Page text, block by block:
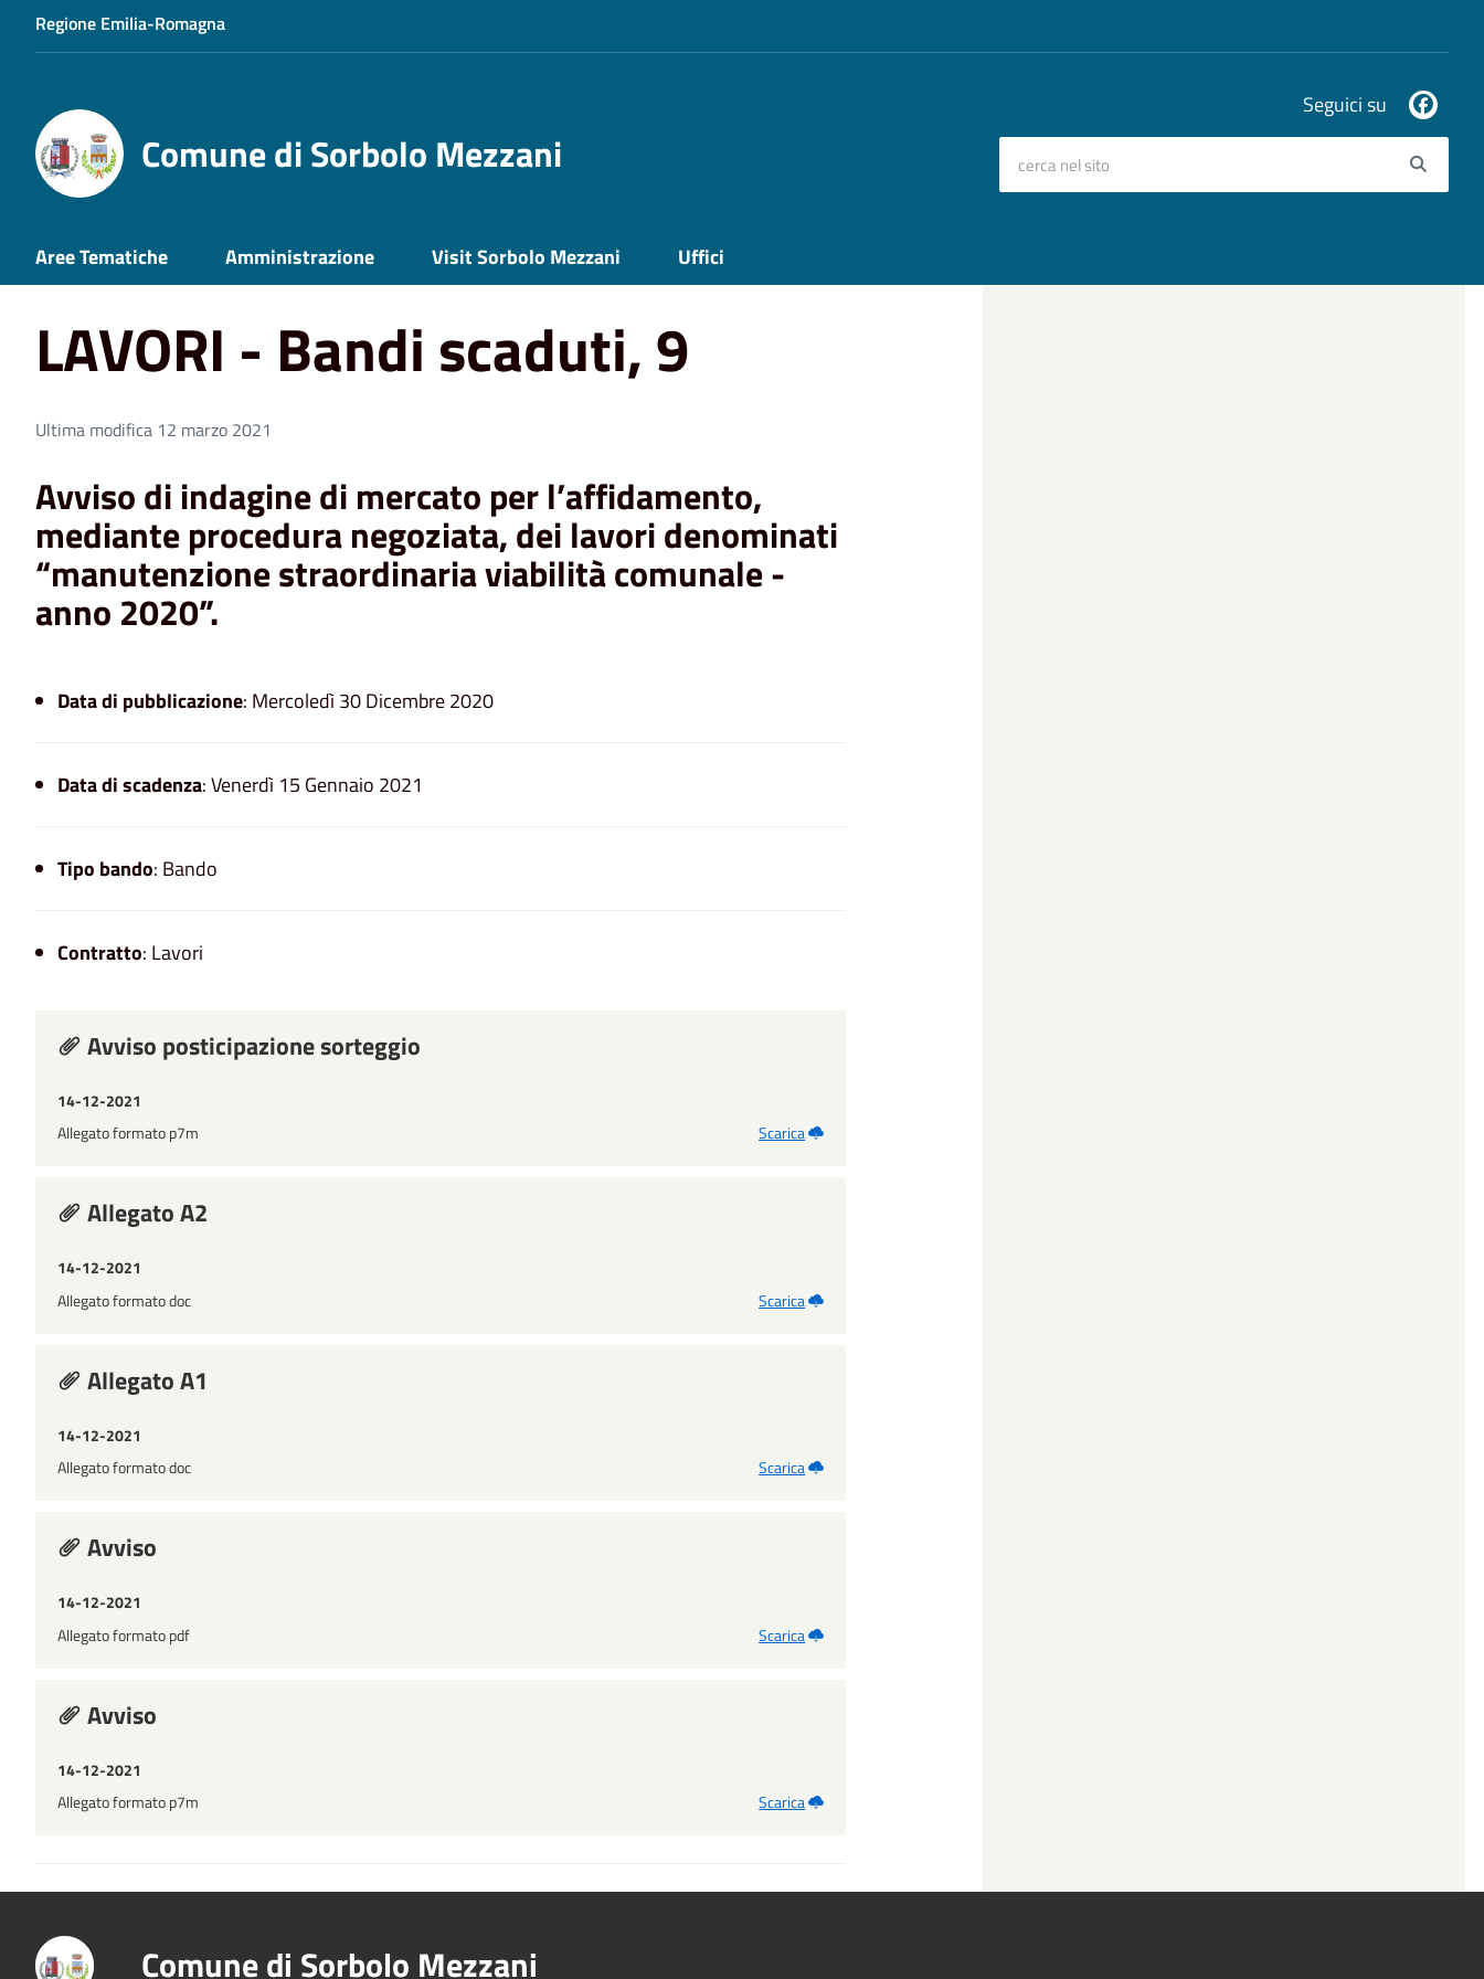
Regione Emilia-Romagna
Comune di Sorbolo Mezzani
Seguici su
Aree Tematiche Amministrazione Visit Sorbolo Mezzani Uffici
Home LAVORI - Bandi scaduti, 9
LAVORI - Bandi scaduti, 9
Ultima modifica 12 marzo 2021
Avviso di indagine di mercato per l’affidamento,
mediante procedura negoziata, dei lavori denominati
“manutenzione straordinaria viabilità comunale -
anno 2020”.
Data di pubblicazione: Mercoledì 30 Dicembre 2020
Data di scadenza: Venerdì 15 Gennaio 2021
Tipo bando: Bando
Contratto: Lavori
Avviso posticipazione sorteggio
14-12-2021
Allegato formato p7m
Scarica
Allegato A2
14-12-2021
Allegato formato doc
Scarica
Allegato A1
14-12-2021
Allegato formato doc
Scarica
Avviso
14-12-2021
Allegato formato pdf
Scarica
Avviso
14-12-2021
Allegato formato p7m
Scarica
Comune di Sorbolo Mezzani